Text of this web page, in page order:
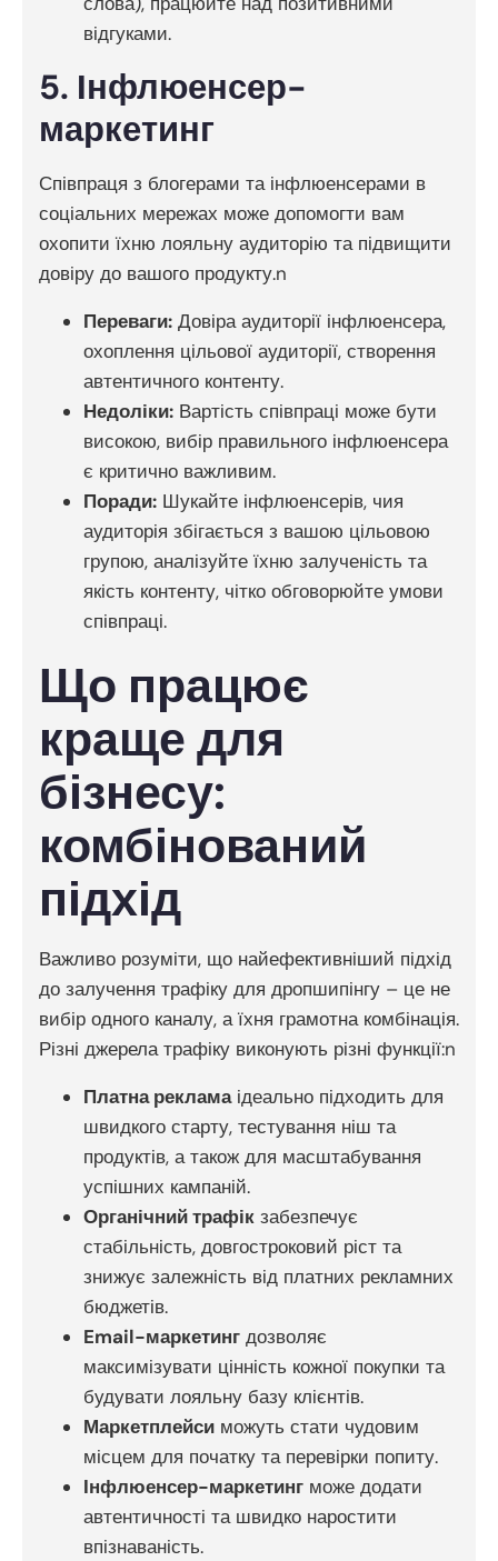
відгуками.
5. Інфлюенсер-
маркетинг
Співпраця з блогерами та інфлюенсерами в
соціальних мережах може допомогти вам
охопити їхню лояльну аудиторію та підвищити
довіру до вашого продукту.n
Переваги: Довіра аудиторії інфлюенсера,
охоплення цільової аудиторії, створення
автентичного контенту.
Недоліки: Вартість співпраці може бути
високою, вибір правильного інфлюенсера
є критично важливим.
Поради: Шукайте інфлюенсерів, чия
аудиторія збігається з вашою цільовою
групою, аналізуйте їхню залученість та
якість контенту, чітко обговорюйте умови
співпраці.
Що працює
краще для
бізнесу:
комбінований
підхід
Важливо розуміти, що найефективніший підхід
до залучення трафіку для дропшипінгу – це не
вибір одного каналу, а їхня грамотна комбінація.
Різні джерела трафіку виконують різні функції:n
Платна рекламаідеально підходить для
швидкого старту, тестування ніш та
продуктів, а також для масштабування
успішних кампаній.
Органічний трафік забезпечує
стабільність, довгостроковий ріст та
знижує залежність від платних рекламних
бюджетів.
Email-маркетинг дозволяє
максимізувати цінність кожної покупки та
будувати лояльну базу клієнтів.
Маркетплейси можуть стати чудовим
місцем для початку та перевірки попиту.
Інфлюенсер-маркетинг може додати
автентичності та швидко наростити
впізнаваність.